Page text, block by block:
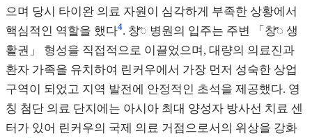
으며 당시 타이완 의료 자원이 심각하게 부족한 상황에서
핵심적인 역할을 했다4. 창ꥐ 병원의 입주는 주변 「창ꥐ 생
활권」 형성을 직접적으로 이끌었으며, 대량의 의료진과
환자 가족을 유치하여 린커우에서 가장 먼저 성숙한 상업
구역이 되었고 지역 발전에 안정적인 초석을 제공했다. 영
칭 첨단 의료 단지에는 아시아 최대 양성자 방사선 치료 센
터가 있어 린커우의 국제 의료 거점으로서의 위상을 강화